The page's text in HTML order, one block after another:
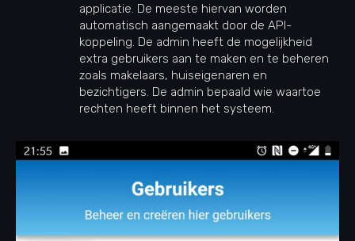
applicatie. De meeste hiervan worden
automatisch aangemaakt door de API-
koppeling. De admin heeft de mogelijkheid
extra gebruikers aan te maken en te beheren
zoals makelaars, huiseigenaren en
bezichtigers. De admin bepaald wie waartoe
rechten heeft binnen het systeem.